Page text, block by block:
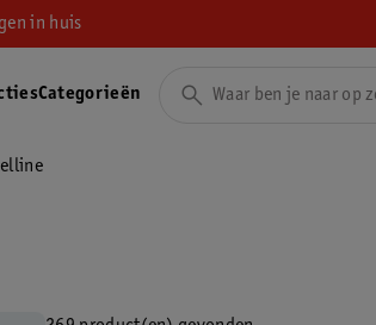
in huis
Categorieën